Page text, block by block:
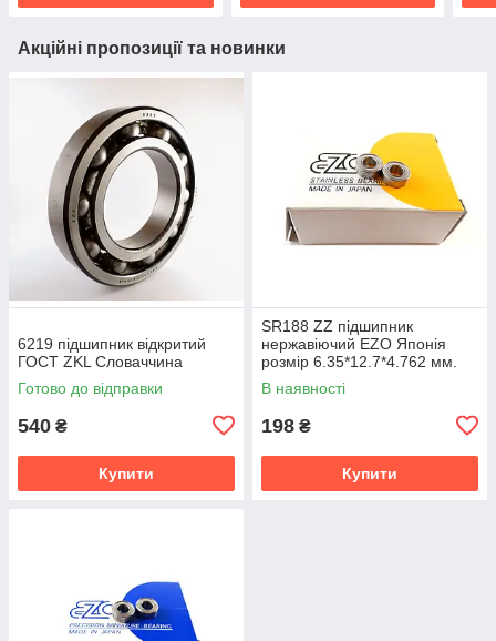
Акційні пропозиції та новинки
6219 підшипник відкритий
ГОСТ ZKL Словаччина
Готово до відправки
540 ₴
Купити
SR188 ZZ підшипник
нержавіючий EZO Японія
розмір 6.35*12.7*4.762 мм.
В наявності
198 ₴
Купити